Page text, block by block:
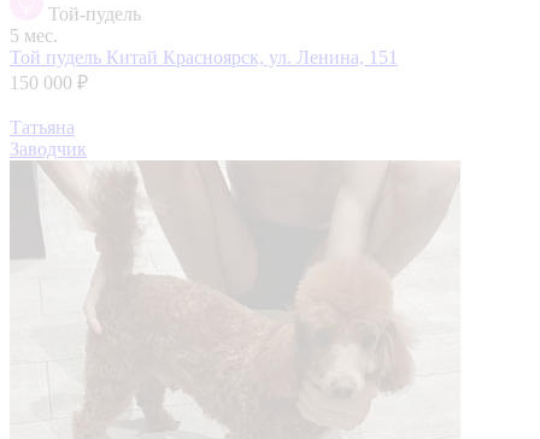
Той-пудель
5 мес.
Той пудель Китай Красноярск, ул. Ленина, 151
150 000 ₽
Татьяна
Заводчик